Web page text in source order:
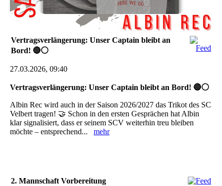
Vertragsverlängerung: Unser Captain bleibt an
Bord! 🔴⚪
27.03.2026, 09:40
Vertragsverlängerung: Unser Captain bleibt an Bord! 🔴⚪
Albin Rec wird auch in der Saison 2026/2027 das Trikot des SC
Velbert tragen! 🤝 Schon in den ersten Gesprächen hat Albin
klar signalisiert, dass er seinem SCV weiterhin treu bleiben
möchte – entsprechend... mehr
2. Mannschaft Vorbereitung